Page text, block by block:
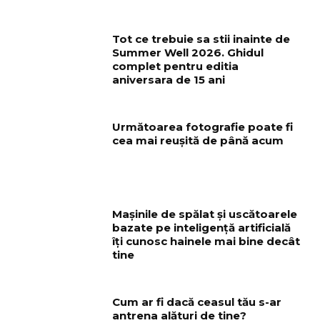
Tot ce trebuie sa stii inainte de
Summer Well 2026. Ghidul
complet pentru editia
aniversara de 15 ani
Următoarea fotografie poate fi
cea mai reușită de până acum
Mașinile de spălat și uscătoarele
bazate pe inteligență artificială
îți cunosc hainele mai bine decât
tine
Cum ar fi dacă ceasul tău s-ar
antrena alături de tine?